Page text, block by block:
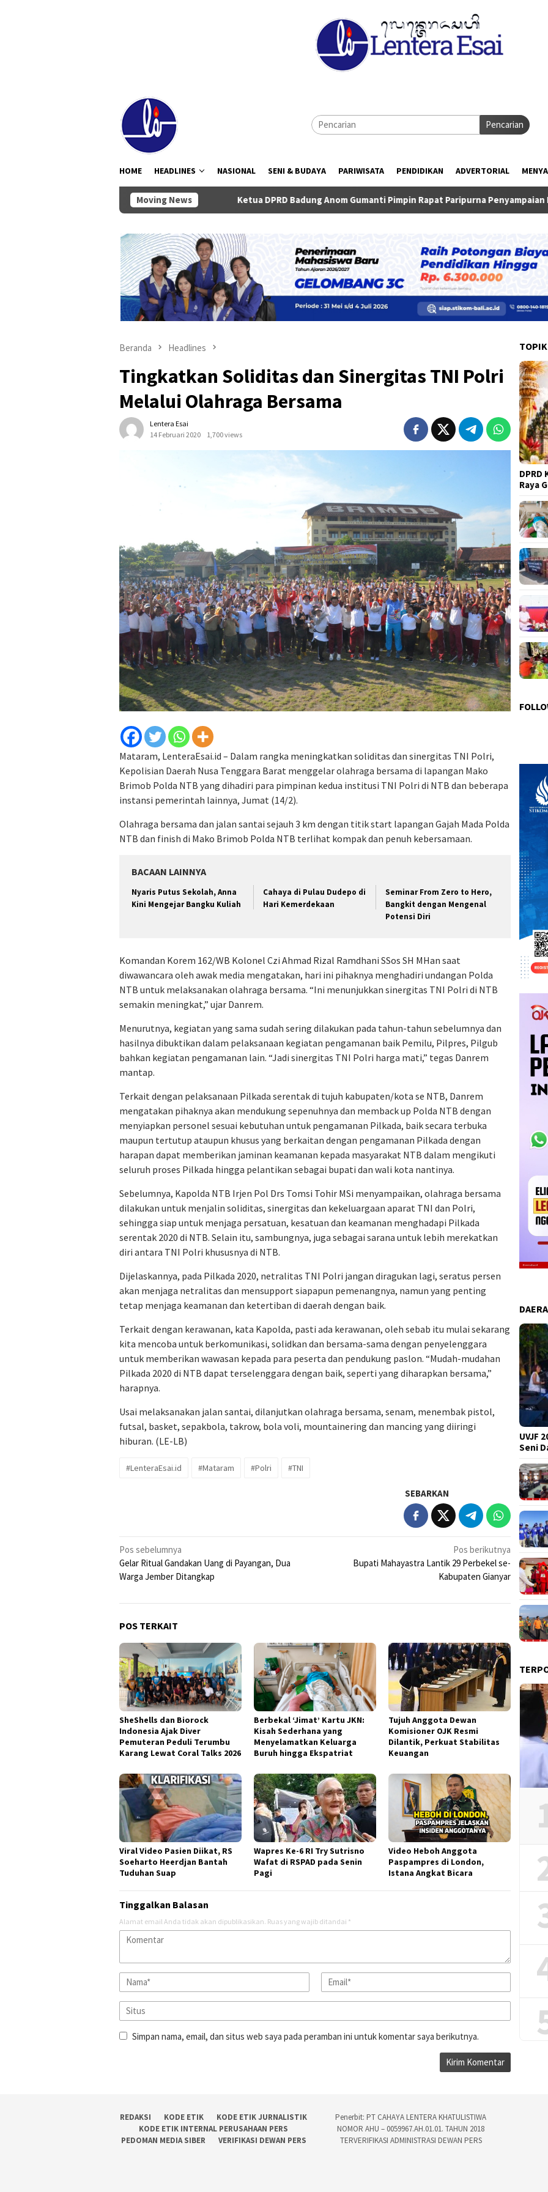
Pencarian
HOME HEADLINES NASIONAL SENI & BUDAYA PARIWISATA PENDIDIKAN ADVERTORIAL
Moving News
Ketua DPRD Badung Anom Gumanti Pimpin Rapat Paripurna Penyampaian Rancangan KUA-
Beranda Headlines
Tingkatkan Soliditas dan Sinergitas TNI Polri
Melalui Olahraga Bersama
Lentera Esai
14 Februari 2020
1,700 views
Mataram, LenteraEsai.id – Dalam rangka meningkatkan soliditas dan sinergitas TNI Polri,
Kepolisian Daerah Nusa Tenggara Barat menggelar olahraga bersama di lapangan Mako
Brimob Polda NTB yang dihadiri para pimpinan kedua institusi TNI Polri di NTB dan beberapa
instansi pemerintah lainnya, Jumat (14/2).
Olahraga bersama dan jalan santai sejauh 3 km dengan titik start lapangan Gajah Mada Polda
NTB dan finish di Mako Brimob Polda NTB terlihat kompak dan penuh kebersamaan.
BACAAN LAINNYA
Nyaris Putus Sekolah, Anna
Kini Mengejar Bangku Kuliah
Cahaya di Pulau Dudepo di
Hari Kemerdekaan
Seminar From Zero to Hero,
Bangkit dengan Mengenal
Potensi Diri
Komandan Korem 162/WB Kolonel Czi Ahmad Rizal Ramdhani SSos SH MHan saat
diwawancara oleh awak media mengatakan, hari ini pihaknya menghadiri undangan Polda
NTB untuk melaksanakan olahraga bersama. “Ini menunjukkan sinergitas TNI Polri di NTB
semakin meningkat,” ujar Danrem.
Menurutnya, kegiatan yang sama sudah sering dilakukan pada tahun-tahun sebelumnya dan
hasilnya dibuktikan dalam pelaksanaan kegiatan pengamanan baik Pemilu, Pilpres, Pilgub
bahkan kegiatan pengamanan lain. “Jadi sinergitas TNI Polri harga mati,” tegas Danrem
mantap.
Terkait dengan pelaksanaan Pilkada serentak di tujuh kabupaten/kota se NTB, Danrem
mengatakan pihaknya akan mendukung sepenuhnya dan memback up Polda NTB dengan
menyiapkan personel sesuai kebutuhan untuk pengamanan Pilkada, baik secara terbuka
maupun tertutup ataupun khusus yang berkaitan dengan pengamanan Pilkada dengan
harapan dapat memberikan jaminan keamanan kepada masyarakat NTB dalam mengikuti
seluruh proses Pilkada hingga pelantikan sebagai bupati dan wali kota nantinya.
Sebelumnya, Kapolda NTB Irjen Pol Drs Tomsi Tohir MSi menyampaikan, olahraga bersama
dilakukan untuk menjalin soliditas, sinergitas dan kekeluargaan aparat TNI dan Polri,
sehingga siap untuk menjaga persatuan, kesatuan dan keamanan menghadapi Pilkada
serentak 2020 di NTB. Selain itu, sambungnya, juga sebagai sarana untuk lebih merekatkan
diri antara TNI Polri khususnya di NTB.
Dijelaskannya, pada Pilkada 2020, netralitas TNI Polri jangan diragukan lagi, seratus persen
akan menjaga netralitas dan mensupport siapapun pemenangnya, namun yang penting
tetap menjaga keamanan dan ketertiban di daerah dengan baik.
Terkait dengan kerawanan, kata Kapolda, pasti ada kerawanan, oleh sebab itu mulai sekarang
kita mencoba untuk berkomunikasi, solidkan dan bersama-sama dengan penyelenggara
untuk memberikan wawasan kepada para peserta dan pendukung paslon. “Mudah-mudahan
Pilkada 2020 di NTB dapat terselenggara dengan baik, seperti yang diharapkan bersama,”
harapnya.
Usai melaksanakan jalan santai, dilanjutkan olahraga bersama, senam, menembak pistol,
futsal, basket, sepakbola, takrow, bola voli, mountainering dan mancing yang diiringi
hiburan. (LE-LB)
#LenteraEsai.id #Mataram #Polri #TNI
SEBARKAN
Navigasi
pos
Pos sebelumnya
Gelar Ritual Gandakan Uang di Payangan, Dua
Warga Jember Ditangkap
Pos berikutnya
Bupati Mahayastra Lantik 29 Perbekel se-
Kabupaten Gianyar
POS TERKAIT
SheShells dan Biorock
Indonesia Ajak Diver
Pemuteran Peduli Terumbu
Karang Lewat Coral Talks 2026
Berbekal ‘Jimat’ Kartu JKN:
Kisah Sederhana yang
Menyelamatkan Keluarga
Buruh hingga Ekspatriat
Tujuh Anggota Dewan
Komisioner OJK Resmi
Dilantik, Perkuat Stabilitas
Keuangan
Viral Video Pasien Diikat, RS
Soeharto Heerdjan Bantah
Tuduhan Suap
Wapres Ke-6 RI Try Sutrisno
Wafat di RSPAD pada Senin
Pagi
Video Heboh Anggota
Paspampres di London,
Istana Angkat Bicara
Tinggalkan Balasan
Alamat email Anda tidak akan dipublikasikan. Ruas yang wajib ditandai *
Simpan nama, email, dan situs web saya pada peramban ini untuk komentar saya berikutnya.
DPRD
Raya
UVJF
Seni
REDAKSI KODE ETIK
KODE ETIK JURNALISTIK
KODE ETIK INTERNAL PERUSAHAAN PERS
PEDOMAN MEDIA SIBER
VERIFIKASI DEWAN PERS
Penerbit: PT CAHAYA LENTERA KHATULISTIWA
NOMOR AHU – 0059967.AH.01.01. TAHUN 2018
TERVERIFIKASI ADMINISTRASI DEWAN PERS